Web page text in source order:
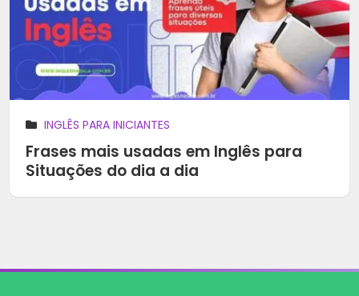
INGLÊS PARA INICIANTES
Frases mais usadas em Inglês para
Situações do dia a dia